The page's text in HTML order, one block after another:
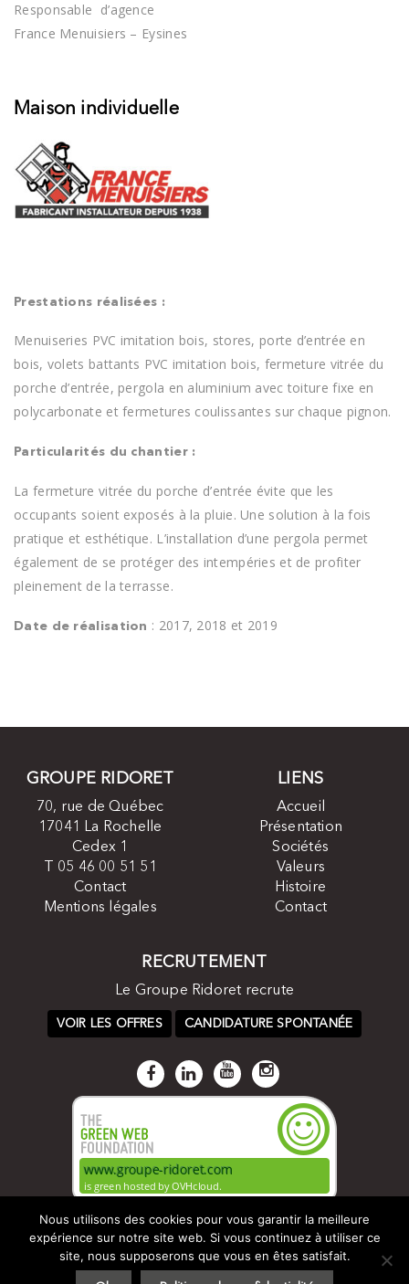
Responsable d’agence
France Menuisiers – Eysines
Maison individuelle
Prestations réalisées :
Menuiseries PVC imitation bois, stores, porte d’entrée en
bois, volets battants PVC imitation bois, fermeture vitrée du
porche d’entrée, pergola en aluminium avec toiture fixe en
polycarbonate et fermetures coulissantes sur chaque pignon.
Particularités du chantier :
La fermeture vitrée du porche d’entrée évite que les
occupants soient exposés à la pluie. Une solution à la fois
pratique et esthétique. L’installation d’une pergola permet
également de se protéger des intempéries et de profiter
pleinement de la terrasse.
Date de réalisation : 2017, 2018 et 2019
GROUPE RIDORET
70, rue de Québec
17041 La Rochelle
Cedex 1
T 05 46 00 51 51
Contact
Mentions légales
LIENS
Accueil
Présentation
Sociétés
Valeurs
Histoire
Contact
RECRUTEMENT
Le Groupe Ridoret recrute
VOIR LES OFFRES CANDIDATURE SPONTANÉE
Nous utilisons des cookies pour vous garantir la meilleure
expérience sur notre site web. Si vous continuez à utiliser ce
site, nous supposerons que vous en êtes satisfait.